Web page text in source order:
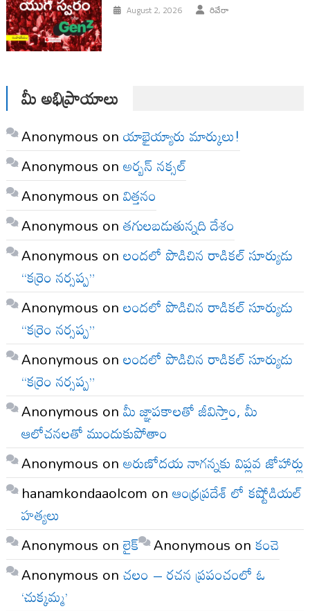
August 2, 2026 రివేరా
మీ అభిప్రాయాలు
Anonymous onయాభైయ్యారు మార్కులు!
Anonymous onఅర్బన్ నక్సల్
Anonymous onవిత్తనం
Anonymous onతగులబడుతున్నది దేశం
Anonymous onలందలో పొడిచిన రాడికల్ సూర్యుడు
“కర్రెం నర్సప్ప”
Anonymous onలందలో పొడిచిన రాడికల్ సూర్యుడు
“కర్రెం నర్సప్ప”
Anonymous onలందలో పొడిచిన రాడికల్ సూర్యుడు
“కర్రెం నర్సప్ప”
Anonymous onమీ జ్ఞాపకాలతో జీవిస్తాం, మీ
ఆలోచనలతో ముందుకుపోతాం
Anonymous onఅరుణోదయ నాగన్నకు విప్లవ జోహార్లు
hanamkondaaolcom onఆంధ్రప్రదేశ్ లో కష్టోడియల్
హత్యలు
Anonymous onలైక్ Anonymous onకంచె
Anonymous onచలం – రచన ప్రపంచంలో ఓ
‘చుక్కమ్మ’